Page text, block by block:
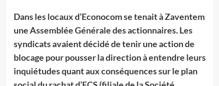
Dans les locaux d’Econocom se tenait à Zaventem
une Assemblée Générale des actionnaires. Les
syndicats avaient décidé de tenir une action de
blocage pour pousser la direction à entendre leurs
inquiétudes quant aux conséquences sur le plan